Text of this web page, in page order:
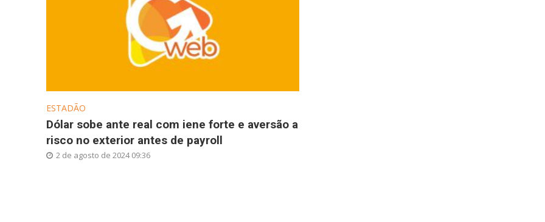
ESTADÃO
Dólar sobe ante real com iene forte e aversão a
risco no exterior antes de payroll
2 de agosto de 2024 09:36